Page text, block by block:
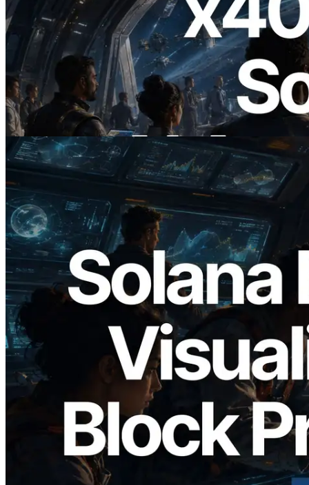
2026.07.04
ERPC Lanceert x402-Enabled Solana
RPC — Het Tijdperk Waarin AI Agents
On Demand Voor API's Betalen
Lees dit artikel
2026.05.24
Validators Solutions lanceert Solana
Block Analyzer — blockproductietijd per
slot en de toegewezen validator
gevisualiseerd